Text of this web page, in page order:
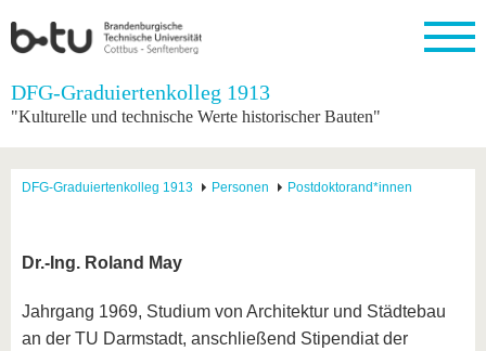
Startseite
Partnerschaften
Forschung
Förderung
Nachwuchs
Im
Nach
dem
Profil
Mit der
BTU ins
Fachkräfte
an der
BTU
DFG-Graduiertenkolleg 1913
"Kulturelle und technische Werte historischer Bauten"
DFG-Graduiertenkolleg 1913 Personen Postdoktorand*innen
Dr.-Ing. Roland May
Jahrgang 1969, Studium von Architektur und Städtebau
an der TU Darmstadt, anschließend Stipendiat der